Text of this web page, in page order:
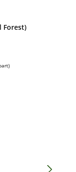
Forest)